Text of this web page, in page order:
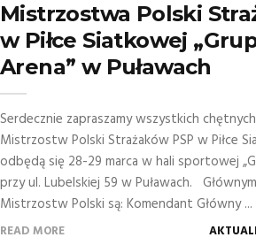
Mistrzostwa Polski
w Piłce Siatkowej
Arena” w Puławach
Serdecznie zapraszamy wszystkich
Mistrzostw Polski Strażaków PSP w Piłce
odbędą się 28-29 marca w hali sportowej
przy ul. Lubelskiej 59 w Puławach.
Mistrzostw Polski są: Komendant Główny ...
READ MORE